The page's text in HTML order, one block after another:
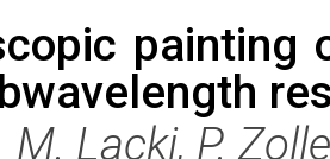
M. Lacki, P.